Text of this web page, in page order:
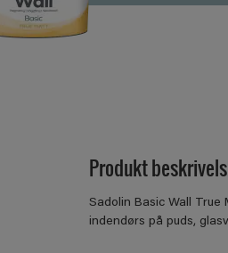
Produkt
Sadolin Basic Wall
indendørs på puds,